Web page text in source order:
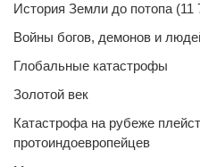
История Земли до потопа (11
Войны богов, демонов и
Глобальные катастрофы
Золотой век
Катастрофа на рубеже
протоиндоевропейцев